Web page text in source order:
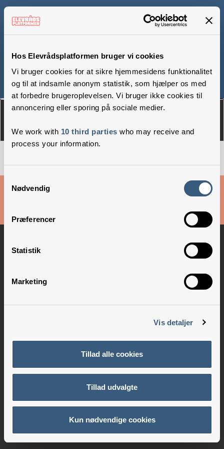
Hos Elevrådsplatformen bruger vi cookies
Vi bruger cookies for at sikre hjemmesidens funktionalitet
og til at indsamle anonym statistik, som hjælper os med
at forbedre brugeroplevelsen. Vi bruger ikke cookies til
annoncering eller sporing på sociale medier.
We work with 10 third parties who may receive and
process your information.
Samtykkevalg
Nødvendig
Præferencer
Statistik
Marketing
Vis detaljer
Tillad alle cookies
Tillad udvalgte
Kun nødvendige cookies
Allé
Om Medlemmer
Danske Skoleelever